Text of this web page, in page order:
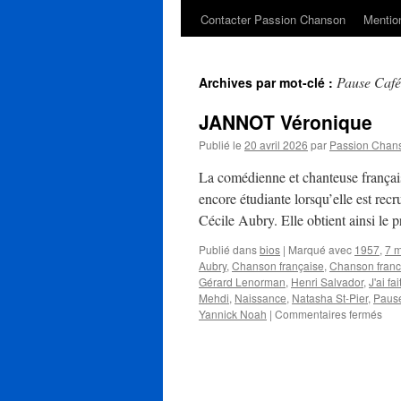
Contacter Passion Chanson
Archives par mot-clé : Pause Café
JANNOT Véronique
Publié le 20 avril 2026 par Passion
La comédienne et chanteuse
encore étudiante lorsqu’elle est
Cécile Aubry. Elle obtient ainsi le
Publié dansbios | Marqué avec 1957, 7
Aubry, Chanson française, Chanson
Gérard Lenorman, Henri Salvador, J'ai
Mehdi, Naissance, Natasha St-Pier,
Yannick Noah | Commentaires ferméssur